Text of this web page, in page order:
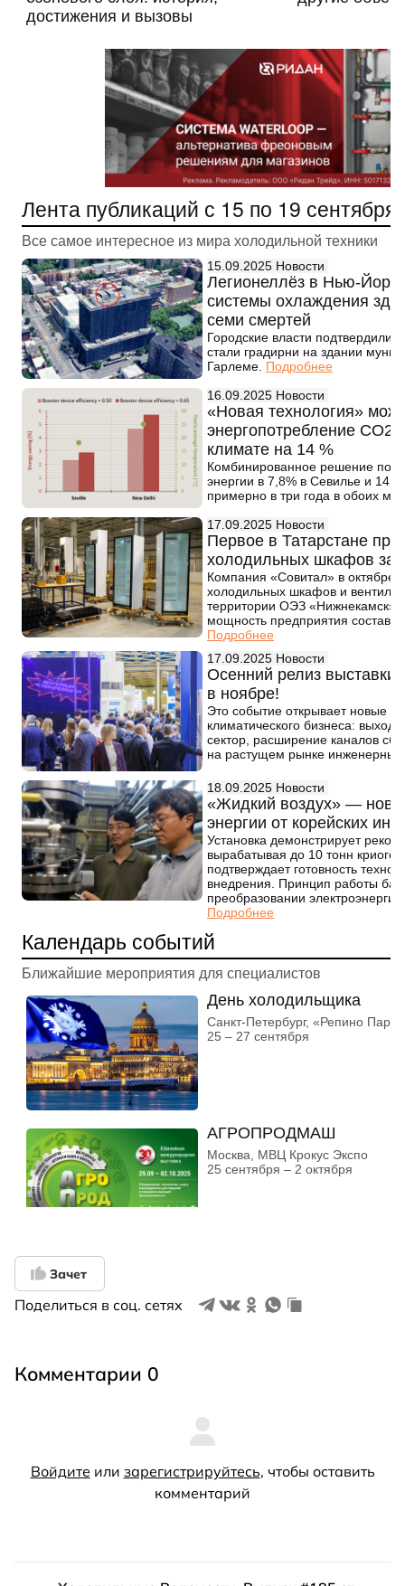
Зачет
Поделиться в соц. сетях
Комментарии 0
Войдите или зарегистрируйтесь, чтобы оставить
комментарий